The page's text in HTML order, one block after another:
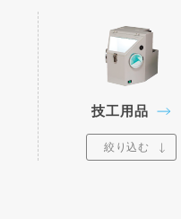
技工用品
絞り込む